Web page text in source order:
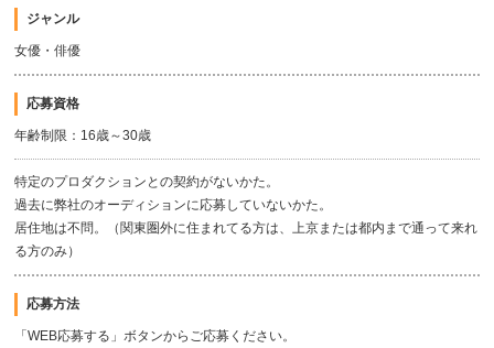
ジャンル
女優・俳優
応募資格
年齢制限：16歳～30歳
特定のプロダクションとの契約がないかた。
過去に弊社のオーディションに応募していないかた。
居住地は不問。（関東圏外に住まれてる方は、上京または都内まで通って来れ
る方のみ）
応募方法
「WEB応募する」ボタンからご応募ください。